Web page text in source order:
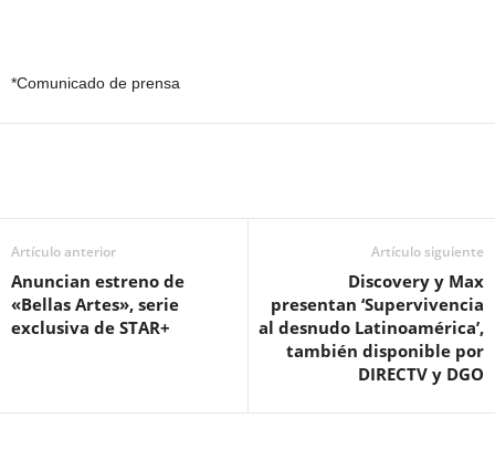
*Comunicado de prensa
Artículo anterior
Anuncian estreno de
«Bellas Artes», serie
exclusiva de STAR+
Artículo siguiente
Discovery y Max
presentan ‘Supervivencia
al desnudo Latinoamérica’,
también disponible por
DIRECTV y DGO